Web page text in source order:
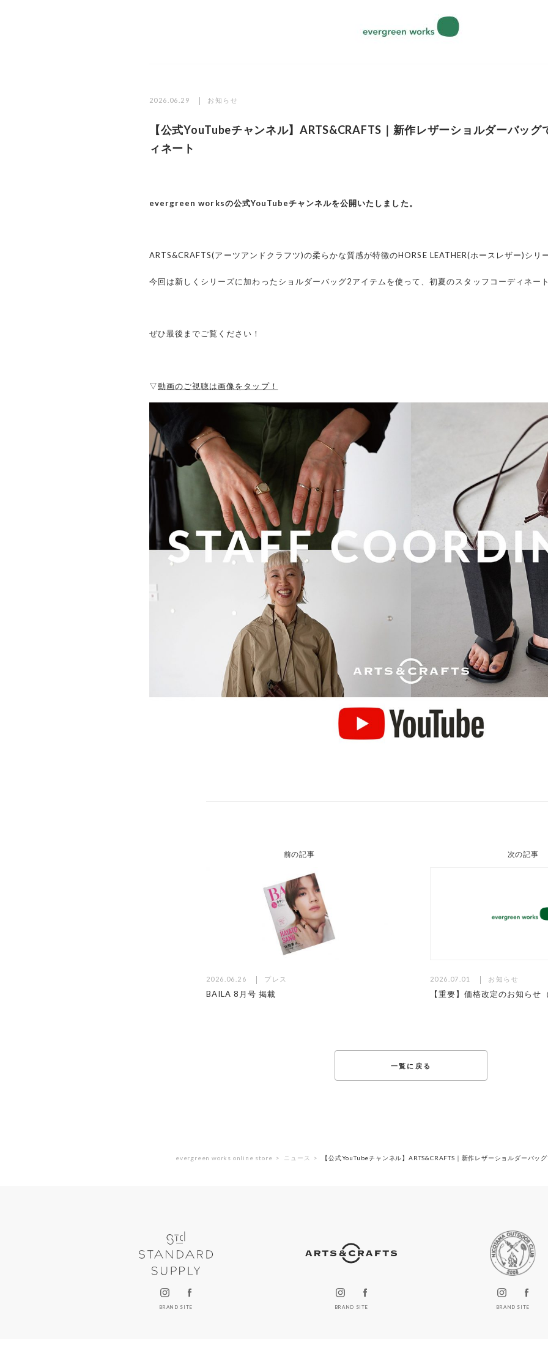
2026.06.29 お知らせ
【公式YouTubeチャンネル】ARTS&CRAFTS｜新作レザーショルダーバッ
ィネート
evergreen worksの公式YouTubeチャンネルを公開いたしました。
ARTS&CRAFTS(アーツアンドクラフツ)の柔らかな質感が特徴のHORSE LEATHER(ホースレザー)シリー
今回は新しくシリーズに加わったショルダーバッグ2アイテムを使って、初夏のスタッフコーディネート
ぜひ最後までご覧ください！
▽動画のご視聴は画像をタップ！
前の記事
2026.06.26 プレス
BAILA 8月号 掲載
次の記事
2026.07.01 お知らせ
【重要】価格改定のお知らせ
一覧に戻る
evergreen works online store ニュース 【公式YouTubeチャンネル】ARTS&CRAFTS｜新作レザーショルダーバッ
BRAND SITE BRAND SITE BRAND SITE